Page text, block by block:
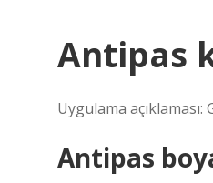
Antipas
Uygulama
Antipas